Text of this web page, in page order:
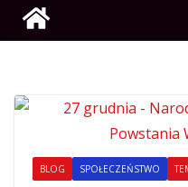
BLOG SPOŁECZEŃSTWO